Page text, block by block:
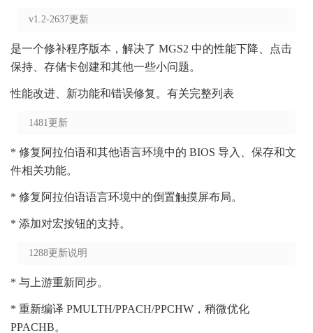
v1.2-2637更新
是一个修补程序版本，解决了 MGS2 中的性能下降、点击
保持、存储卡创建和其他一些小问题。
性能改进、新功能和错误修复。有关完整列表
1481更新
* 修复阿拉伯语和其他语言环境中的 BIOS 导入、保存和文
件相关功能。
* 修复阿拉伯语语言环境中的倒置触摸屏布局。
* 添加对宏按钮的支持。
1288更新说明
* 与上游重新同步。
* 重新编译 PMULTH/PPACH/PPCHW，稍微优化
PPACHB。